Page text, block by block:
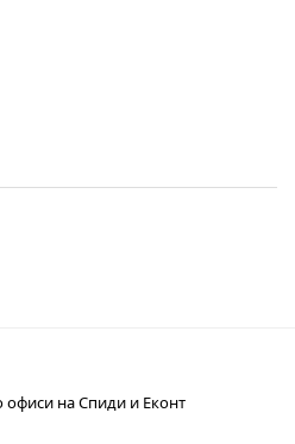
офиси на Спиди и Еконт